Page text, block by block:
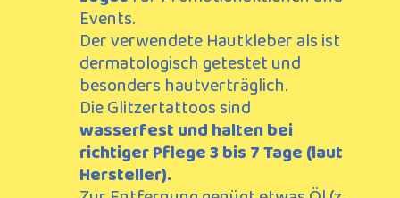
Events.
Der verwendete Hautkleber als ist
dermatologisch getestet und
besonders hautverträglich.
Die Glitzertattoos sind
wasserfest und halten bei
richtiger Pflege3 bis 7 Tage (laut
Hersteller).